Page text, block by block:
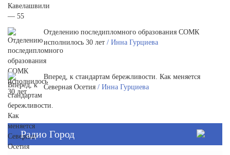
Отделению последипломного образования СОМК
исполнилось 30 лет / Инна Гурциева
Вперед, к стандартам бережливости. Как меняется
Северная Осетия / Инна Гурциева
Радио Город